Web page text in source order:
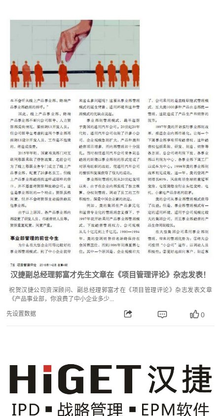
汉捷副总经理郭富才先生文章在《项目管理评论》杂志发表！
祝贺汉捷公司资深顾问、副总经理郭富才在《项目管理评论》杂志发表文章
《产品事业部，你浪费了中小企业多少...
先设置数据 0